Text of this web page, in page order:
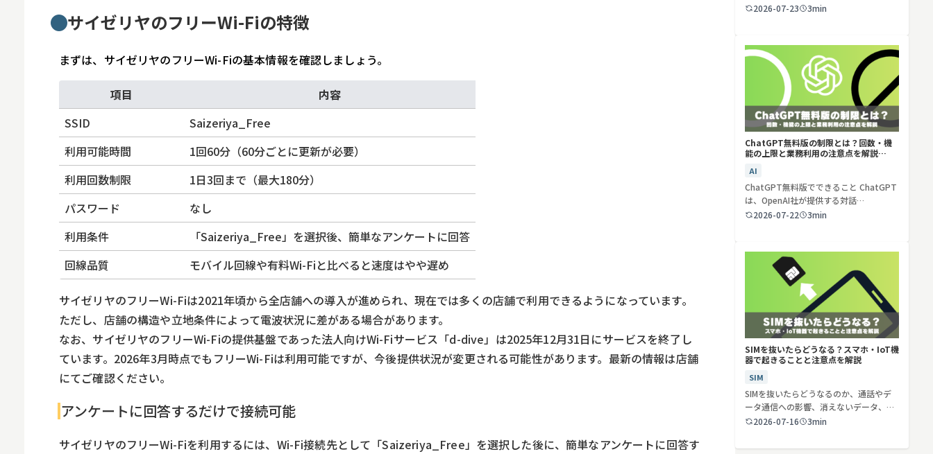
サイゼリヤのフリーWi-Fiの特徴
まずは、サイゼリヤのフリーWi-Fiの基本情報を確認しましょう。
項目
内容
SSID
Saizeriya_Free
利用可能時間
1回60分（60分ごとに更新が必要）
利用回数制限
1日3回まで（最大180分）
パスワード
なし
利用条件
「Saizeriya_Free」を選択後、簡単なアンケートに回答
回線品質
モバイル回線や有料Wi-Fiと比べると速度はやや遅め
サイゼリヤのフリーWi-Fiは2021年頃から全店舗への導入が進められ、現在では多くの店舗で利用できるようになっています。
ただし、店舗の構造や立地条件によって電波状況に差がある場合があります。
なお、サイゼリヤのフリーWi-Fiの提供基盤であった法人向けWi-Fiサービス「d-dive」は2025年12月31日にサービスを終了し
ています。2026年3月時点でもフリーWi-Fiは利用可能ですが、今後提供状況が変更される可能性があります。最新の情報は店舗
にてご確認ください。
アンケートに回答するだけで接続可能
サイゼリヤのフリーWi-Fiを利用するには、Wi-Fi接続先として「Saizeriya_Free」を選択した後に、簡単なアンケートに回答す
2026-07-23
3min
ChatGPT無料版の制限とは？回数・機
能の上限と業務利用の注意点を解説
AI
ChatGPT無料版でできること ChatGPT
は、OpenAI社が提供する対話…
2026-07-22
3min
SIMを抜いたらどうなる？スマホ・IoT機
器で起きることと注意点を解説
SIM
SIMを抜いたらどうなるのか、通話やデ
ータ通信への影響、消えないデータ、解
約や端…
2026-07-16 3min